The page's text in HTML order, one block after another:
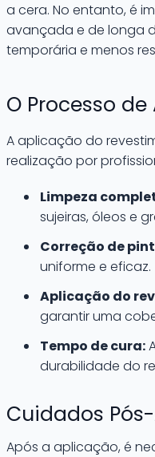
a cera. No entanto, é
avançada e de longa
temporária e menos
O Processo
A aplicação do
realização por
Limpeza
sujeiras, óleos e
Correção de
uniforme e eficaz.
Aplicação do
garantir uma
Tempo de cura:
durabilidade do
Cuidados
Após a aplicação, é